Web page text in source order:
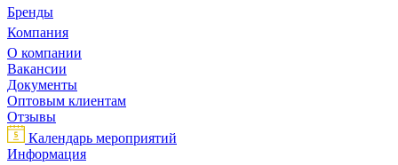
Бренды
Компания
О компании
Вакансии
Документы
Оптовым клиентам
Отзывы
Календарь мероприятий
Информация